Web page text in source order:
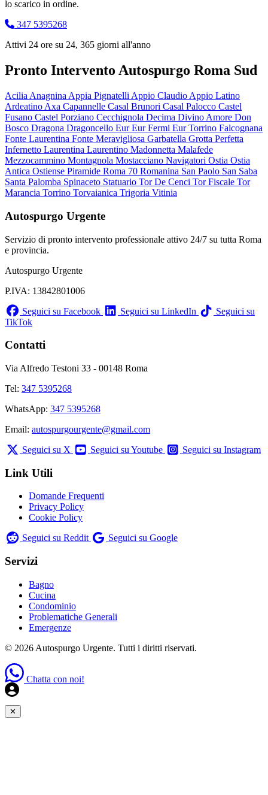
lo scarico in ordine.
347 5395268
Attivi 24 ore su 24, 365 giorni all'anno
Pronto Intervento Autospurgo Roma Sud
Acilia Anagnina Appia Pignatelli Appio Claudio Appio Latino
Ardeatino Axa Capannelle Casal Brunori Casal Palocco Castel
Fusano Castel Porziano Cecchignola Decima Divino Amore Don
Bosco Dragona Dragoncello EurEur Fermi Eur Torrino Falcognana
Fonte Laurentina Fonte Meravigliosa Garbatella Grotta Perfetta
Infernetto Laurentina Laurentino Madonnetta Malafede
Mezzocammino Montagnola Mostacciano Navigatori Ostia Ostia
Antica Ostiense Piramide Roma 70 Romanina San Paolo San Saba
Santa Palomba Spinaceto Statuario Tor De Cenci Tor Fiscale Tor
Marancia Torrino Torvaianica Trigoria Vitinia
Autospurgo Urgente
Servizio di pronto intervento professionale attivo 24/7 su tutta Roma
e provincia.
Autospurgo Urgente
P.IVA: 13842801006
Seguici su Facebook
Seguici su LinkedIn
Seguici su
TikTok
Contatti
Via Alfredo Testoni 33 - 00148 Roma
Tel: 347 5395268
WhatsApp: 347 5395268
Email: autospurgourgente@gmail.com
Seguici su X
Seguici su Youtube Seguici su Instagram
Link Utili
Domande Frequenti
Privacy Policy
Cookie Policy
Seguici su Reddit
Seguici su Google
Servizi
Bagno
Cucina
Condominio
Problematiche Generali
Emergenze
© 2026 Autospurgo Urgente. Tutti i diritti riservati.
Chatta con noi!
✕